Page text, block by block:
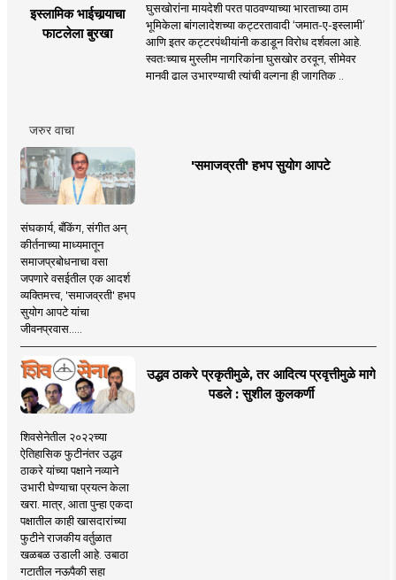
इस्लामिक भाईचार्‍याचा
फाटलेला बुरखा
घुसखोरांना मायदेशी परत पाठवण्याच्या भारताच्या ठाम
भूमिकेला बांगलादेशच्या कट्टरतावादी ‘जमात-ए-इस्लामी’
आणि इतर कट्टरपंथीयांनी कडाडून विरोध दर्शवला आहे.
स्वतःच्याच मुस्लीम नागरिकांना घुसखोर ठरवून, सीमेवर
मानवी ढाल उभारण्याची त्यांची वल्गना ही जागतिक ..
जरुर वाचा
'समाजव्रती' हभप सुयोग आपटे
संघकार्य, बँकिंग, संगीत अन्
कीर्तनाच्या माध्यमातून
समाजप्रबोधनाचा वसा
जपणारे वसईतील एक आदर्श
व्यक्तिमत्त्व, 'समाजव्रती' हभप
सुयोग आपटे यांचा
जीवनप्रवास.....
उद्धव ठाकरे प्रकृतीमुळे, तर आदित्य प्रवृत्तीमुळे मागे
पडले : सुशील कुलकर्णी
शिवसेनेतील २०२२च्या
ऐतिहासिक फुटीनंतर उद्धव
ठाकरे यांच्या पक्षाने नव्याने
उभारी घेण्याचा प्रयत्न केला
खरा. मात्र, आता पुन्हा एकदा
पक्षातील काही खासदारांच्या
फुटीने राजकीय वर्तुळात
खळबळ उडाली आहे. उबाठा
गटातील नऊपैकी सहा